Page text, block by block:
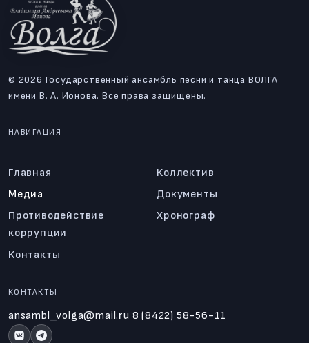
© 2026 Государственный ансамбль песни и танца ВОЛГА
имени В. А. Ионова. Все права защищены.
НАВИГАЦИЯ
Главная
Коллектив
Медиа
Документы
Противодействие
коррупции
Хронограф
Контакты
КОНТАКТЫ
ansambl_volga@mail.ru 8 (8422) 58-56-11